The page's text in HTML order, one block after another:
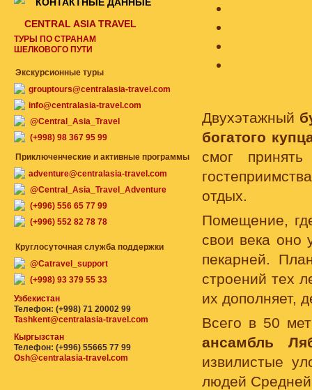
Двухэтажный
богатого
смог
отдых.
Помещение,
свои века оно
пекарней.
строений тех
их дополняет,
Всего в 50
ансамбль
извилистые
людей
CENTRAL ASIA TRAVEL
ТУРЫ ПО СТРАНАМ
ШЕЛКОВОГО ПУТИ
Экскурсионные туры
grouptours@centralasia-travel.com
info@centralasia-travel.com
@Central_Asia_Travel
(+998) 98 367 95 99
Приключенческие и активные программы
adventure@centralasia-travel.com
@Central_Asia_Travel_Adventure
(+996) 556 65 77 99
(+996) 552 82 78 78
Круглосуточная служба поддержки
@Catravel_support
(+998) 93 379 55 33
Узбекистан
Телефон: (+998) 71 20002 99
Tashkent@centralasia-travel.com
Кыргызстан
Телефон: (+996) 55665 77 99
Osh@centralasia-travel.com